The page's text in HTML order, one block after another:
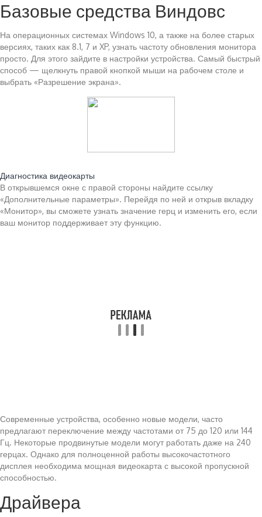
Базовые средства Виндовс
На операционных системах Windows 10, а также на более старых
версиях, таких как 8.1, 7 и XP, узнать частоту обновления монитора
просто. Для этого зайдите в настройки устройства. Самый быстрый
способ — щелкнуть правой кнопкой мыши на рабочем столе и
выбрать «Разрешение экрана».
Диагностика видеокарты
В открывшемся окне с правой стороны найдите ссылку
«Дополнительные параметры». Перейдя по ней и открыв вкладку
«Монитор», вы сможете узнать значение герц и изменить его, если
ваш монитор поддерживает эту функцию.
Современные устройства, особенно новые модели, часто
предлагают переключение между частотами от 75 до 120 или 144
Гц. Некоторые продвинутые модели могут работать даже на 240
герцах. Однако для полноценной работы высокочастотного
дисплея необходима мощная видеокарта с высокой пропускной
способностью.
Драйвера